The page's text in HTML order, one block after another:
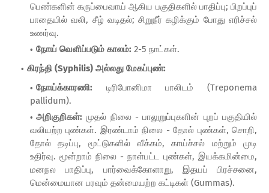
பெண்களின் கருப்பைவாய் ஆகிய பகுதிகளில் பாதிப்பு; பிறப்புப்
பாதையில் வலி, சீழ் வடிதல்; சிறுநீர் கழிக்கும் போது எரிச்சல்
உணர்வு.
நோய் வெளிப்படும் காலம்: 2-5 நாட்கள்.
கிரந்தி (Syphilis) அல்லது மேகப்புண்:
நோய்க்காரணி: டிரிபோனிமா பாலிடம் (Treponema
pallidum).
அறிகுறிகள்: முதல் நிலை - பாலுறுப்புகளின் புறப் பகுதியில்
வலியற்ற புண்கள். இரண்டாம் நிலை - தோல் புண்கள், சொறி,
தோல் தடிப்பு, மூட்டுகளில் வீக்கம், காய்ச்சல் மற்றும் முடி
உதிர்வு. மூன்றாம் நிலை - நாள்பட்ட புண்கள், இயக்கமின்மை,
மனநல பாதிப்பு, பார்வைக்கோளாறு, இதயப் பிரச்சனை,
மென்மையான பரவும் தன்மையற்ற கட்டிகள் (Gummas).